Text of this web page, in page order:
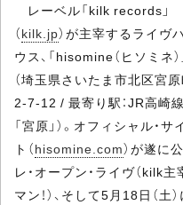
レーベル「kilk records」
（kilk.jp）が主宰するライヴハ
ウス、「hisomine（ヒソミネ）
（埼玉県さいたま市北区宮
2-7-12 / 最寄り駅：JR高崎線
「宮原」）。オフィシャル・サ
ト（hisomine.com）が遂に
レ・オープン・ライヴ（kilk
マン！）、そして5月18日（